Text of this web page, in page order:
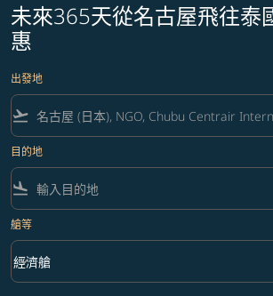
未來365天從名古屋飛往泰
惠
出發地
flight_takeoff
目的地
flight_land
艙等
艙等 option 經濟艙 Selected
經濟艙
keyboard_arrow_down